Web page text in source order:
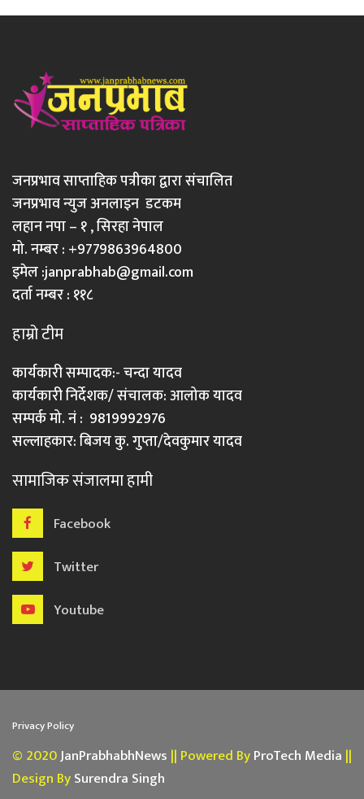
जनप्रभाव साप्ताहिक पत्रीका द्वारा संचालित
जनप्रभाव न्युज अनलाइन डटकम
लहान नपा – १ , सिरहा नेपाल
मो. नम्बर : +9779863964800
इमेल :janprabhab@gmail.com
दर्ता नम्बर : ११८
हाम्रो टीम
कार्यकारी सम्पादक:- चन्दा यादव
कार्यकारी निर्देशक/ संचालक: आलोक यादव
सम्पर्क मो. नं : 9819992976
सल्लाहकार: बिजय कु. गुप्ता/देवकुमार यादव
सामाजिक संजालमा हामी
Facebook
Twitter
Youtube
Privacy Policy
© 2020JanPrabhabhNews || Powered ByProTech Media ||
Design BySurendra Singh